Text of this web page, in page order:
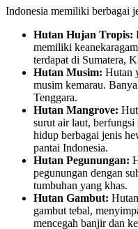
Indonesia memiliki berbagai
Hutan Hujan Tropis:
memiliki
terdapat di Sumatera,
Hutan Musim: Hutan
musim kemarau.
Tenggara.
Hutan Mangrove:
surut air laut, berfungsi
hidup berbagai jenis
pantai Indonesia.
Hutan Pegunungan:
pegunungan dengan
tumbuhan yang khas.
Hutan Gambut:
gambut tebal,
mencegah banjir dan